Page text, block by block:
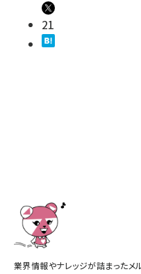
21
業界情報やナレッジが詰まったメ